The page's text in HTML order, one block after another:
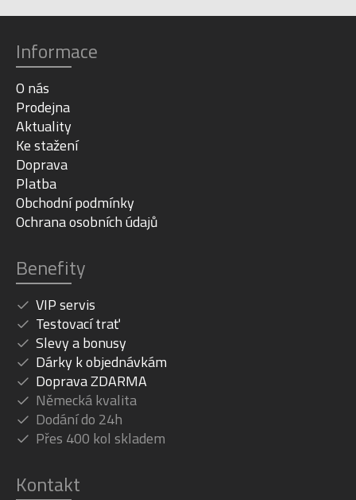
Informace
O nás
Prodejna
Aktuality
Ke stažení
Doprava
Platba
Obchodní podmínky
Ochrana osobních údajů
Benefity
VIP servis
Testovací trať
Slevy a bonusy
Dárky k objednávkám
Doprava ZDARMA
Německá kvalita
Dodání do 24h
Přes 400 kol skladem
Kontakt